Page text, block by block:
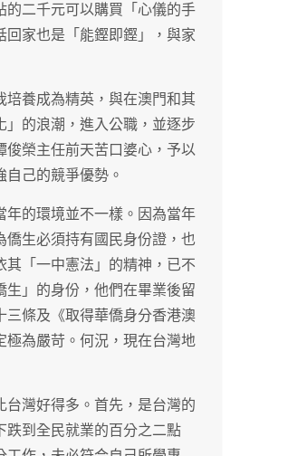
的二千元可以購買「心儀的手
家也是「能鏗即鏗」，與家
養成為精英，與在澳門和其
的浪潮，進入公職，並逐步
俊榮主任前天苦口婆心，予以
己的競爭優勢。
年的環境並不一樣。因為當年
生必須持有國民身份證，也
「一中憲法」的精神，已不
」的身份，他們在畢業後留
三條及《取得華僑身分香港澳
極為嚴苛。何況，現在台灣地
灣好得多。首先，是台灣的
跌到全民就業的百分之二點